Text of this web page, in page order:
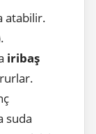
atabilir.
iribaş
suda